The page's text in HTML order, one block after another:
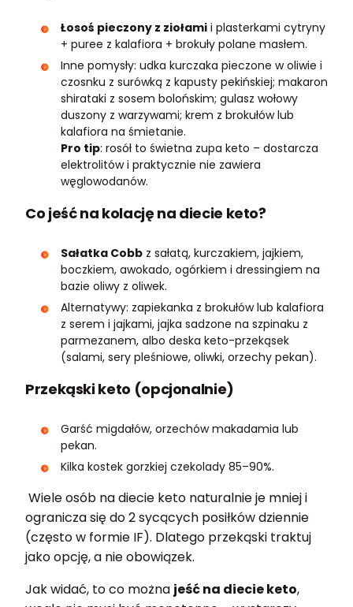
Łosoś pieczony z ziołami i plasterkami cytryny
+ puree z kalafiora + brokuły polane masłem.
Inne pomysły: udka kurczaka pieczone w oliwie i
czosnku z surówką z kapusty pekińskiej; makaron
shirataki z sosem bolońskim; gulasz wołowy
duszony z warzywami; krem z brokułów lub
kalafiora na śmietanie.
Pro tip: rosół to świetna zupa keto – dostarcza
elektrolitów i praktycznie nie zawiera
węglowodanów.
Co jeść na kolację na diecie keto?
Sałatka Cobb z sałatą, kurczakiem, jajkiem,
boczkiem, awokado, ogórkiem i dressingiem na
bazie oliwy z oliwek.
Alternatywy: zapiekanka z brokułów lub kalafiora
z serem i jajkami, jajka sadzone na szpinaku z
parmezanem, albo deska keto-przekąsek
(salami, sery pleśniowe, oliwki, orzechy pekan).
Przekąski keto (opcjonalnie)
Garść migdałów, orzechów makadamia lub
pekan.
Kilka kostek gorzkiej czekolady 85–90%.
Wiele osób na diecie keto naturalnie je mniej i
ogranicza się do 2 sycących posiłków dziennie
(często w formie IF). Dlatego przekąski traktuj
jako opcję, a nie obowiązek.
Jak widać, to co można jeść na diecie keto,